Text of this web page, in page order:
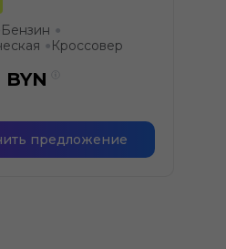
Бензин ●
● Кроссовер
BYN
предложение